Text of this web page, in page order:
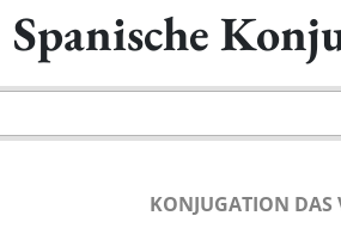
Spanische
KONJUGATION DAS